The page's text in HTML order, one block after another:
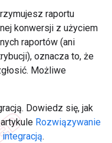
raportu
konwersji z użyciem
raportów (ani
oznacza to, że
Możliwe
Dowiedz się, jak
Rozwiązywanie
.